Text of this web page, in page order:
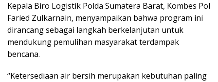
Kepala Biro Logistik Polda Sumatera Barat, Kombes Pol
Faried Zulkarnain, menyampaikan bahwa program ini
dirancang sebagai langkah berkelanjutan untuk
mendukung pemulihan masyarakat terdampak
bencana.
“Ketersediaan air bersih merupakan kebutuhan paling